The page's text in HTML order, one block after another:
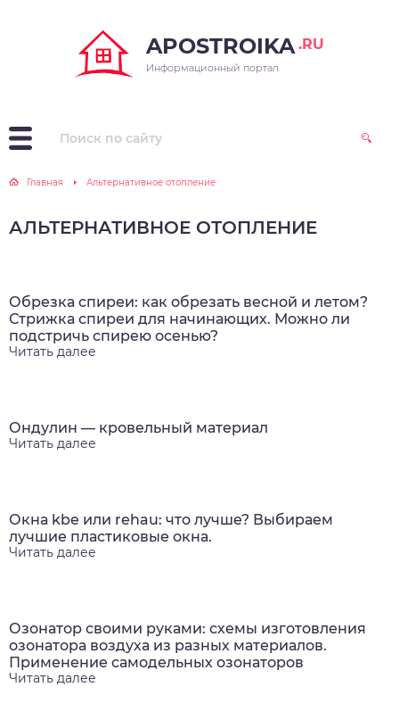
APOSTROIKA .RU
Информационный портал
Главная Альтернативное отопление
АЛЬТЕРНАТИВНОЕ ОТОПЛЕНИЕ
Обрезка спиреи: как обрезать весной и летом?
Стрижка спиреи для начинающих. Можно ли
подстричь спирею осенью?
Читать далее
Ондулин — кровельный материал
Читать далее
Окна kbe или rehau: что лучше? Выбираем
лучшие пластиковые окна.
Читать далее
Озонатор своими руками: схемы изготовления
озонатора воздуха из разных материалов.
Применение самодельных озонаторов
Читать далее